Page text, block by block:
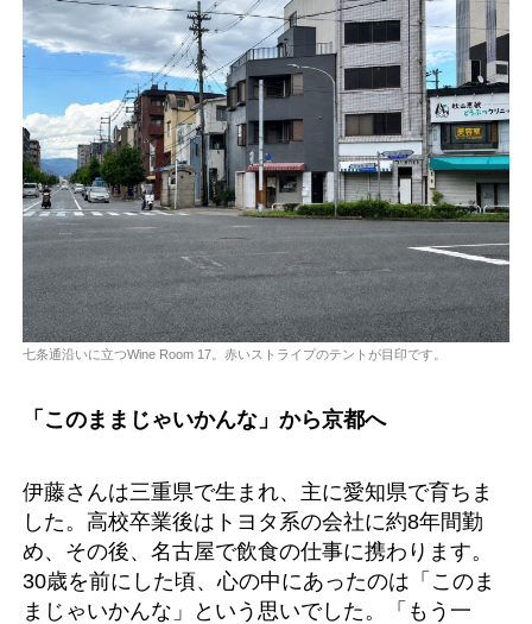
七条通沿いに立つWine Room 17。赤いストライプのテントが目印です。
「このままじゃいかんな」から京都へ
伊藤さんは三重県で生まれ、主に愛知県で育ちま
した。高校卒業後はトヨタ系の会社に約8年間勤
め、その後、名古屋で飲食の仕事に携わります。
30歳を前にした頃、心の中にあったのは「このま
まじゃいかんな」という思いでした。「もう一